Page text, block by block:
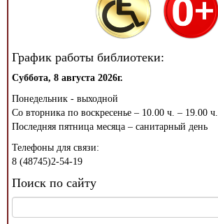
График работы библиотеки:
Суббота, 8 августа 2026г.
Понедельник - выходной
Со вторника по воскресенье – 10.00 ч. – 19.00 ч.
Последняя пятница месяца – санитарный день
Телефоны для связи:
8 (48745)2-54-19
Поиск по сайту